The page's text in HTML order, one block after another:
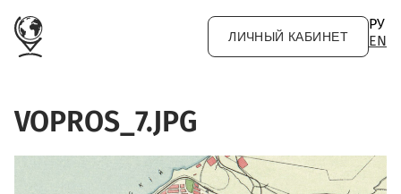
ЛИЧНЫЙ КАБИНЕТ
РУ
EN
VOPROS_7.JPG